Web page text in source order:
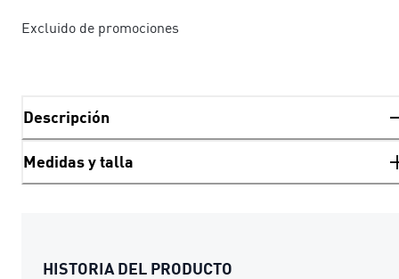
Excluido de promociones
Descripción
Medidas y talla
HISTORIA DEL PRODUCTO